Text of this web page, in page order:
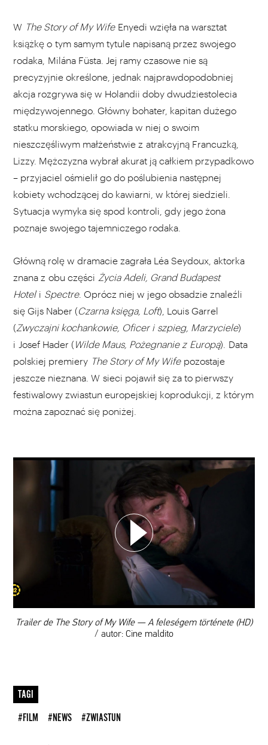
W The Story of My Wife Enyedi wzięła na warsztat
książkę o tym samym tytule napisaną przez swojego
rodaka, Milána Füsta. Jej ramy czasowe nie są
precyzyjnie określone, jednak najprawdopodobniej
akcja rozgrywa się w Holandii doby dwudziestolecia
międzywojennego. Główny bohater, kapitan dużego
statku morskiego, opowiada w niej o swoim
nieszczęśliwym małżeństwie z atrakcyjną Francuzką,
Lizzy. Mężczyzna wybrał akurat ją całkiem przypadkowo
– przyjaciel ośmielił go do poślubienia następnej
kobiety wchodzącej do kawiarni, w której siedzieli.
Sytuacja wymyka się spod kontroli, gdy jego żona
poznaje swojego tajemniczego rodaka.
Główną rolę w dramacie zagrała Léa Seydoux, aktorka
znana z obu części Życia Adeli, Grand Budapest
Hotel i Spectre. Oprócz niej w jego obsadzie znaleźli
się Gijs Naber (Czarna księga, Loft), Louis Garrel
(Zwyczajni kochankowie, Oficer i szpieg, Marzyciele)
i Josef Hader (Wilde Maus, Pożegnanie z Europą). Data
polskiej premiery The Story of My Wife pozostaje
jeszcze nieznana. W sieci pojawił się za to pierwszy
festiwalowy zwiastun europejskiej koprodukcji, z którym
można zapoznać się poniżej.
00:00
Trailer de The Story of My Wife — A feleségem története (HD)
/ autor: Cine maldito
DODAJ TEN FILM DO PLAYLISTY
TAGI
#FILM #NEWS #ZWIASTUN